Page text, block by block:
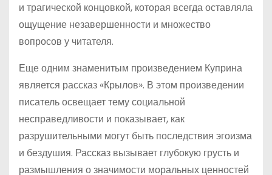
и трагической концовкой, которая всегда оставляла
ощущение незавершенности и множество
вопросов у читателя.
Еще одним знаменитым произведением Куприна
является рассказ «Крылов». В этом произведении
писатель освещает тему социальной
несправедливости и показывает, как
разрушительными могут быть последствия эгоизма
и бездушия. Рассказ вызывает глубокую грусть и
размышления о значимости моральных ценностей